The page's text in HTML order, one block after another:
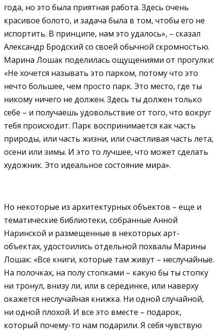
года, но это была приятная работа. Здесь очень
красивое болото, и задача была в том, чтобы его не
испортить. В принципе, нам это удалось», – сказал
Александр Бродский со своей обычной скромностью.
Марина Лошак поделилась ощущениями от прогулки:
«Не хочется называть это парком, потому что это
нечто большее, чем просто парк. Это место, где ты
никому ничего не должен. Здесь ты должен только
себе – и получаешь удовольствие от того, что вокруг
тебя происходит. Парк воспринимается как часть
природы, или часть жизни, или счастливая часть лета,
осени или зимы. И это то лучшее, что может сделать
художник. Это идеальное состояние мира».
Но некоторые из архитектурных объектов – еще и
тематические библиотеки, собранные Анной
Наринской и размещенные в некоторых арт-
объектах, удостоились отдельной похвалы Марины
Лошак: «Все книги, которые там живут – неслучайные.
На полочках, на полу стопками – какую бы ты стопку
ни тронул, внизу ли, или в серединке, или наверху
окажется неслучайная книжка. Ни одной случайной,
ни одной плохой. И все это вместе – подарок,
который почему-то нам подарили. Я себя чувствую